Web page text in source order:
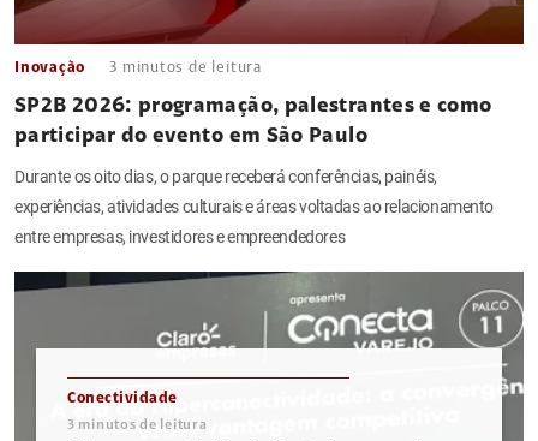
Inovação 3 minutos de leitura
SP2B 2026: programação, palestrantes e como
participar do evento em São Paulo
Durante os oito dias, o parque receberá conferências, painéis,
experiências, atividades culturais e áreas voltadas ao relacionamento
entre empresas, investidores e empreendedores
Conectividade
3 minutos de leitura